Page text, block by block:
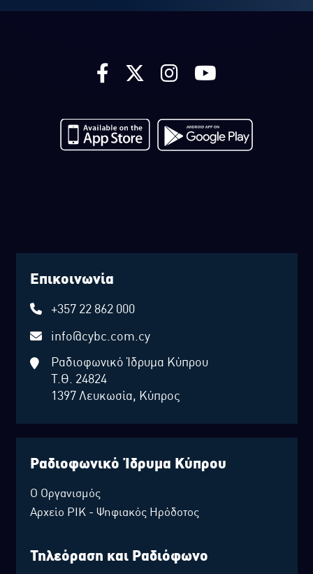
Επικοινωνία
+357 22 862 000
info@cybc.com.cy
Ραδιοφωνικό Ίδρυμα Κύπρου
Τ.Θ. 24824
1397 Λευκωσία, Κύπρος
Ραδιοφωνικό Ίδρυμα Κύπρου
Ο Οργανισμός
Αρχείο ΡΙΚ - Ψηφιακός Ηρόδοτος
Τηλεόραση και Ραδιόφωνο